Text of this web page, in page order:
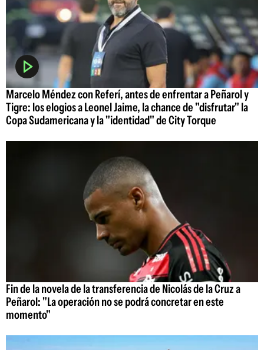
Marcelo Méndez con Referí, antes de enfrentar a Peñarol y
Tigre: los elogios a Leonel Jaime, la chance de "disfrutar" la
Copa Sudamericana y la "identidad" de City Torque
Fin de la novela de la transferencia de Nicolás de la Cruz a
Peñarol: "La operación no se podrá concretar en este
momento"